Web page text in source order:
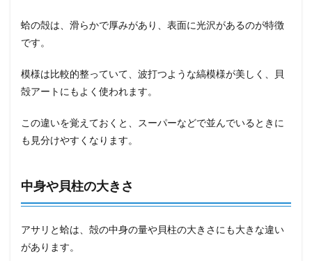
蛤の殻は、滑らかで厚みがあり、表面に光沢があるのが特徴
です。
模様は比較的整っていて、波打つような縞模様が美しく、貝
殻アートにもよく使われます。
この違いを覚えておくと、スーパーなどで並んでいるときに
も見分けやすくなります。
中身や貝柱の大きさ
アサリと蛤は、殻の中身の量や貝柱の大きさにも大きな違い
があります。